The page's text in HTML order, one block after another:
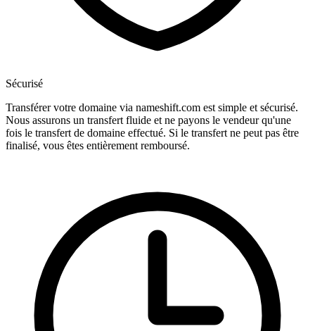
Sécurisé
Transférer votre domaine via nameshift.com est simple et sécurisé.
Nous assurons un transfert fluide et ne payons le vendeur qu'une
fois le transfert de domaine effectué. Si le transfert ne peut pas être
finalisé, vous êtes entièrement remboursé.